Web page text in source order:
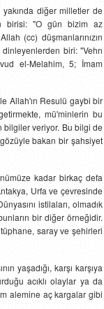
diğer milletler de
birisi: "O gün bizim az
(cc) düşmanlarınızın
biri: "Vehn
el-Melahim, 5; İmam
Allah'ın Resulü gaybi bir
mü'minlerin bu
bilgiler veriyor. Bu bilgi de
bakan bir şahsiyet
kadar birkaç defa
Urfa ve çevresinde
istilaları, olmadık
bir diğer örneğidir.
saray ve şehirleri
yaşadığı, karşı karşıya
acıklı olaylar ya da
alemine aç kargalar gibi